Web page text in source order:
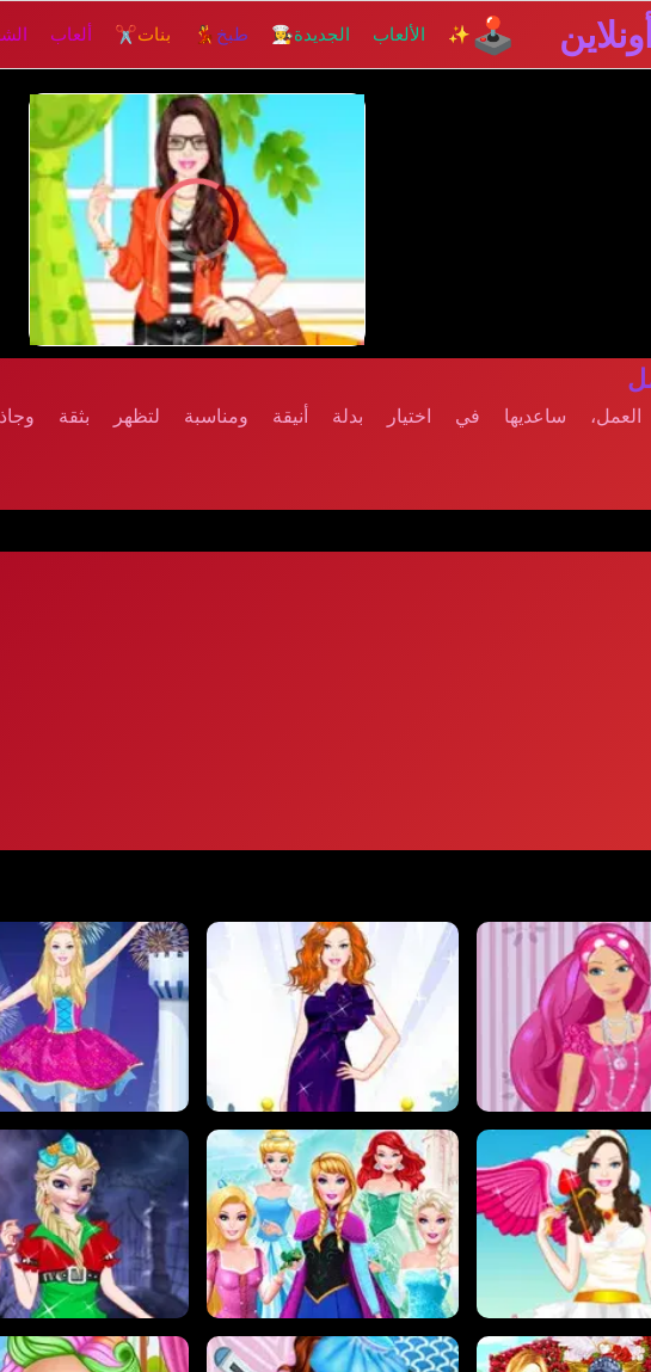
🕹️ ✨ الألعاب الجديدة👩‍🍳 طبخ 💃 بنات✂️ ألعاب
إلعــــب
العمل، ساعديها في اختيار بدلة أنيقة ومناسبة لتظهر بثقة